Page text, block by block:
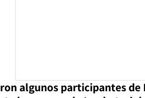
algunos participantes